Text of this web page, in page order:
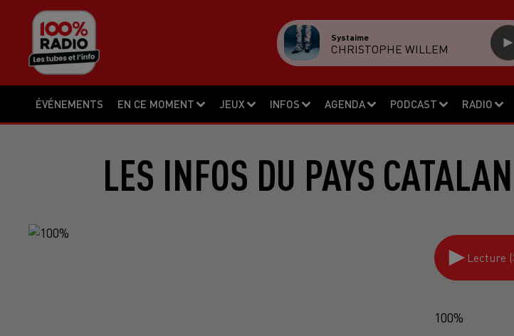
ÉVÉNEMENTS EN CE MOMENT JEUX INFOS AGENDA PODCAST RADIO
Systaime
CHRISTOPHE WILLEM
LES INFOS DU PAYS
Lecture
100%